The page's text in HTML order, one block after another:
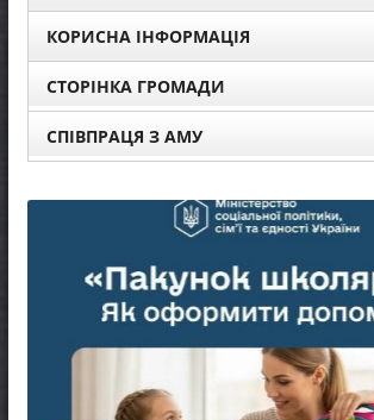
КОРИСНА ІНФОРМАЦІЯ
СТОРІНКА ГРОМАДИ
СПІВПРАЦЯ З АМУ